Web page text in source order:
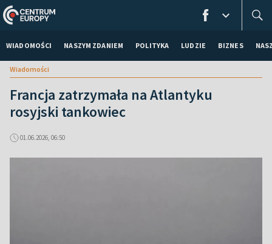
WIADOMOŚCI NASZYM ZDANIEM POLITYKA LUDZIE BIZNES
Wiadomości
Francja zatrzymała na Atlantyku
rosyjski tankowiec
01.06.2026, 06:50